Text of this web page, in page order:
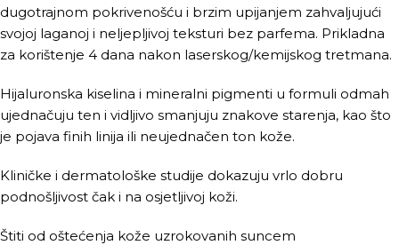
dugotrajnom pokrivenošću i brzim upijanjem zahvaljujući
svojoj laganoj i neljepljivoj teksturi bez parfema. Prikladna
za korištenje 4 dana nakon laserskog/kemijskog tretmana.
Hijaluronska kiselina i mineralni pigmenti u formuli odmah
ujednačuju ten i vidljivo smanjuju znakove starenja, kao što
je pojava finih linija ili neujednačen ton kože.
Kliničke i dermatološke studije dokazuju vrlo dobru
podnošljivost čak i na osjetljivoj koži.
Štiti od oštećenja kože uzrokovanih suncem